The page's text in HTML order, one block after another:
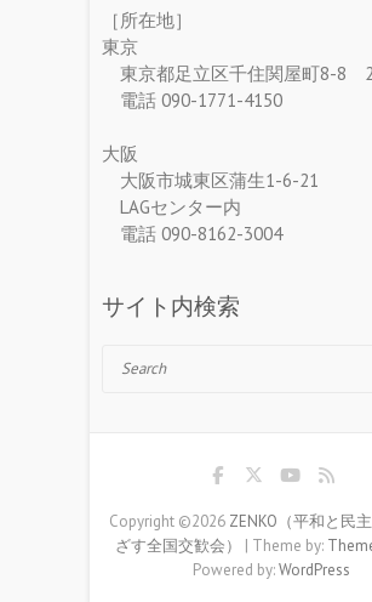
［所在地］
東京
東京都足立区千住関屋町8-8
電話 090-1771-4150
大阪
大阪市城東区蒲生1-6-21
LAGセンター内
電話 090-8162-3004
サイト内検索
Search
Copyright ©2026 ZENKO（平和と民
ざす全国交歓会）
| Theme by:
Powered by:WordPress